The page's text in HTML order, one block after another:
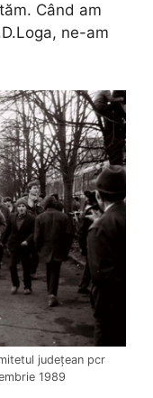
Când am
ne-am
județean pcr
1989